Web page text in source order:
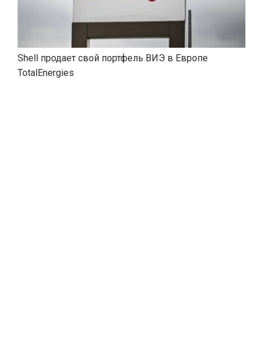
Shell продает свой портфель ВИЭ в Европе
TotalEnergies